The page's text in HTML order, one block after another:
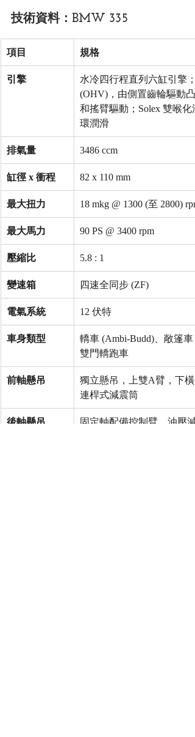
技術資料：BMW 335
項目 規格
引擎
水冷四行程直列六缸引擎
(OHV)，由側置齒輪驅動凸
和搖臂驅動；Solex 雙喉化
環潤滑
排氣量 3486 ccm
缸徑 x 衝程 82 x 110 mm
最大扭力 18 mkg @ 1300 (至 2800) rpm
最大馬力 90 PS @ 3400 rpm
壓縮比 5.8 : 1
變速箱 四速全同步 (ZF)
電氣系統 12 伏特
車身類型
轎車 (Ambi-Budd)、敞篷車
雙門轎跑車
前軸懸吊
獨立懸吊，上雙A臂，下橫
連桿式減震筒
後軸懸吊
固定軸配備控制臂，油壓